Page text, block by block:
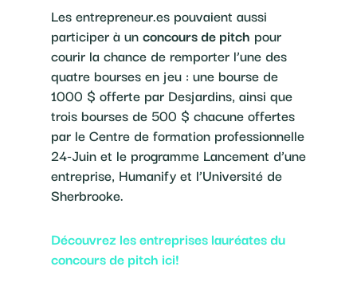
Les entrepreneur.es pouvaient aussi
participer à unconcours de pitch pour
courir la chance de remporter l’une des
quatre bourses en jeu : une bourse de
1000 $ offerte par Desjardins, ainsi que
trois bourses de 500 $ chacune offertes
par le Centre de formation professionnelle
24-Juin et le programme Lancement d’une
entreprise, Humanify et l’Université de
Sherbrooke.
Découvrez les entreprises lauréates du
concours de pitch ici!